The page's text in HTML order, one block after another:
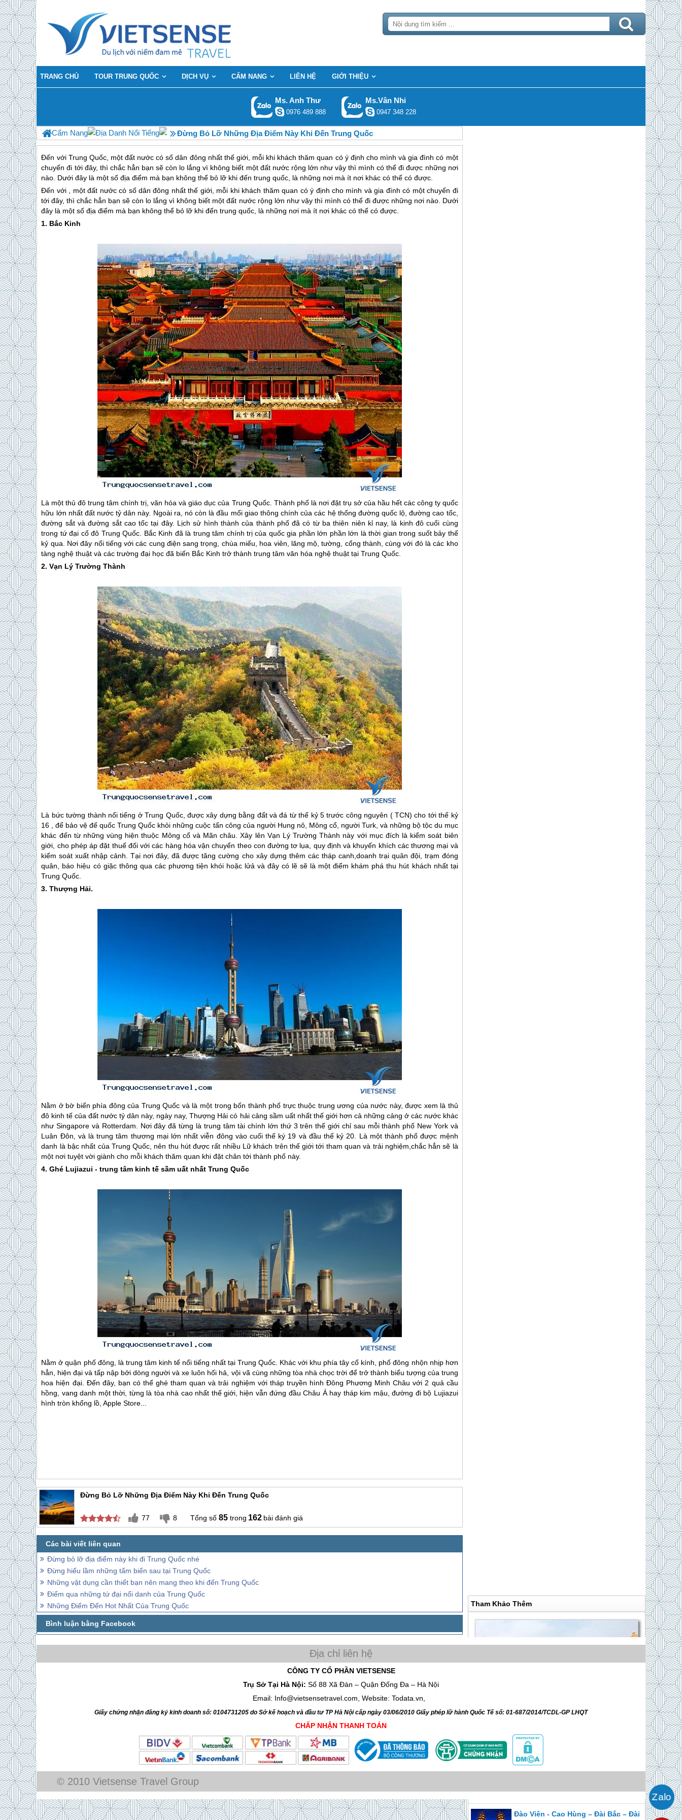
TRANG CHỦ TOUR TRUNG QUỐC DỊCH VỤ CẨM NANG LIÊN HỆ GIỚI THIỆU
Ms. Anh Thư
0976 489 888
Ms.Vân Nhi
0947 348 228
Tham Khảo Thêm
Đài Bắc - Đài Trung - Cao Hùng 5 Ngày 4 Đêm
Đài Bắc - Đài Trung - Cao Hùng 5
Giá 11,900,000 VNĐ
Đào Viên - Cao Hùng – Đài Bắc – Đài
Cẩm Nang Địa Danh Nổi Tiếng Đừng Bỏ Lỡ Những Địa Điểm Này Khi Đến Trung Quốc
Đến với Trung Quốc, một đất nước có số dân đông nhất thế giới, mỗi khi khách thăm quan có ý định cho mình và gia đình có một
chuyến đi tới đây, thì chắc hẳn bạn sẽ còn lo lắng vì không biết một đất nước rộng lớn như vậy thì mình có thể đi được những nơi
nào. Dưới đây là một số địa điểm mà bạn không thể bỏ lỡ khi đến trung quốc, là những nơi mà ít nơi khác có thể có được.
Đến với , một đất nước có số dân đông nhất thế giới, mỗi khi khách thăm quan có ý định cho mình và gia đình có một chuyến đi
tới đây, thì chắc hẳn bạn sẽ còn lo lắng vì không biết một đất nước rộng lớn như vậy thì mình có thể đi được những nơi nào. Dưới
đây là một số địa điểm mà bạn không thể bỏ lỡ khi đếntrung quốc, là những nơi mà ít nơi khác có thể có được.
1. Bắc Kinh
Là một thủ đô trung tâm chính trị, văn hóa và giáo dục của Trung Quốc. Thành phố là nơi đặt trụ sở của hầu hết các công ty quốc
hữu lớn nhất đất nước tỷ dân này. Ngoài ra, nó còn là đầu mối giao thông chính của các hệ thống đường quốc lộ, đường cao tốc,
đường sắt và đường sắt cao tốc tại đây. Lịch sử hình thành của thành phố đã có từ ba thiên niên kỉ nay, là kinh đô cuối cùng
trong tứ đại cổ đô Trung Quốc. Bắc Kinh đã là trung tâm chính trị của quốc gia phần lớn phần lớn là thời gian trong suốt bảy thế
kỷ qua. Nơi đây nổi tiếng với các cung điện sang trọng, chùa miếu, hoa viên, lăng mộ, tường, cổng thành, cùng với đó là các kho
tàng nghệ thuật và các trường đại học đã biến Bắc Kinh trở thành trung tâm văn hóa nghệ thuật tạiTrung Quốc.
2. Vạn Lý Trường Thành
Là bức tường thành nổi tiếng ởTrung Quốc, được xây dựng bằng đất và đá từ thế kỷ 5 trước công nguyên ( TCN) cho tới thế kỷ
16 , để bảo vệ đế quốcTrung Quốc khỏi những cuộc tấn công của người Hung nô, Mông cổ, người Turk, và những bộ tộc du mục
khác đến từ những vùng hiện thuộc Mông cổ và Mãn châu. Xây lên Vạn Lý Trường Thành này với mục đích là kiểm soát biên
giới, cho phép áp đặt thuế đối với các hàng hóa vận chuyển theo con đường tơ lụa, quy định và khuyến khích các thương mại và
kiểm soát xuất nhập cảnh. Tại nơi đây, đã được tăng cường cho xây dựng thêm các tháp canh,doanh trại quân đội, trạm đóng
quân, báo hiệu có giặc thông qua các phương tiện khói hoặc lửả và đây có lẽ sẽ là một điểm khám phá thu hút khách nhất tại
Trung Quốc.
3. Thượng Hải.
Nằm ở bờ biển phía đông của Trung Quốc và là một trong bốn thành phố trực thuộc trung ương của nước này, được xem là thủ
đô kinh tế của đất nước tỷ dân này, ngày nay, Thượng Hải có hải cảng sầm uất nhất thế giới hơn cả những cảng ở các nước khác
như Singapore và Rotterdam. Nơi đây đã từng là trung tâm tài chính lớn thứ 3 trên thế giới chỉ sau mỗi thành phố New York và
Luân Đôn, và là trung tâm thương mại lớn nhất viễn đông vào cuối thế ký 19 và đầu thế kỷ 20. Là một thành phố được mệnh
danh là bậc nhất của Trung Quốc, nên thu hút được rất nhiều Lữ khách trên thế giới tới tham quan và trải nghiệm,chắc hẳn sẽ là
một nơi tuyệt vời giành cho mỗi khách thăm quan khi đặt chân tới thành phố này.
4. Ghé Lujiazui - trung tâm kinh tế sầm uất nhấtTrung Quốc
Nằm ở quận phố đông, là trung tâm kinh tế nổi tiếng nhất tạiTrung Quốc. Khác với khu phía tây cổ kính, phố đông nhộn nhịp hơn
hẳn, hiện đại và tấp nập bởi dòng người và xe luôn hối hả, vội vã cùng những tòa nhà chọc trời để trở thành biểu tượng của trung
hoa hiện đại. Đến đây, bạn có thể ghé tham quan và trải nghiệm với tháp truyền hình Đông Phương Minh Châu với 2 quả cầu
hồng, vang danh một thời, từng là tòa nhà cao nhất thế giới, hiện vẫn đứng đầu Châu Á hay tháp kim mậu, đường đi bộ Lujiazui
hình tròn khổng lồ, Apple Store...
Đừng Bỏ Lỡ Những Địa Điểm Này Khi Đến Trung Quốc
77 8 85 162 bài đánh giá
Đừng bỏ lỡ địa điểm này khi đi Trung Quốc nhé
Đừng hiểu lầm những tấm biển sau tại Trung Quốc
Những vật dụng cần thiết bạn nên mang theo khi đến Trung Quốc
Điểm qua những tứ đại nổi danh của Trung Quốc
Những Điểm Đến Hot Nhất Của Trung Quốc
CÔNG TY CỔ PHẦN VIETSENSE
Trụ Sở Tại Hà Nội: Số 88 Xã Đàn – Quận Đống Đa – Hà Nội
Email: Info@vietsensetravel.com, Website: Todata.vn,
Giấy chứng nhận đăng ký kinh doanh số: 0104731205 do Sở kế hoạch và đầu tư TP Hà Nội cấp ngày 03/06/2010 Giấy phép lữ hành Quốc Tế số: 01-687/2014/TCDL-GP LHQT
CHẤP NHẬN THANH TOÁN
© 2010 Vietsense Travel Group